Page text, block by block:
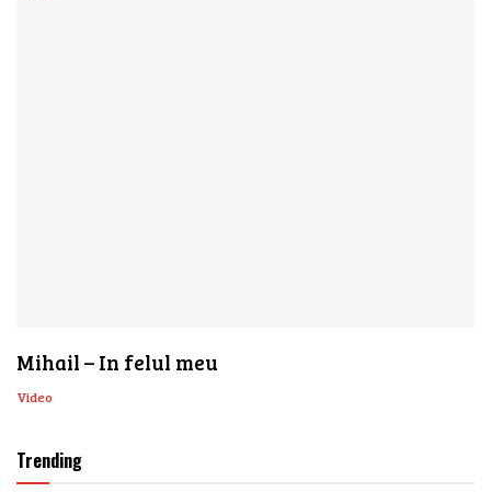
Mihail – In felul meu
Video
Trending